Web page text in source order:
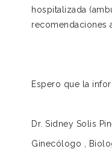
hospitalizada
recomendaciones
Espero que la
Dr. Sidney Solis
Ginecólogo ,